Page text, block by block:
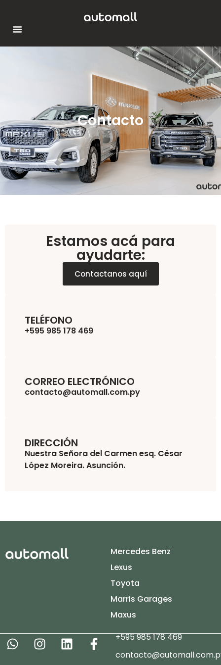
Contacto
Estamos acá para
ayudarte:
Contactanos aquí
TELÉFONO
+595 985 178 469
CORREO ELECTRÓNICO
contacto@automall.com.py
DIRECCIÓN
Nuestra Señora del Carmen esq. César
López Moreira. Asunción.
Mercedes Benz
Lexus
Toyota
Marris Garages
Maxus
+595 985 178 469